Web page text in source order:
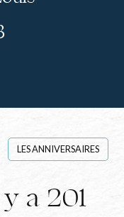
LES ANNIVERSAIRES
a 201